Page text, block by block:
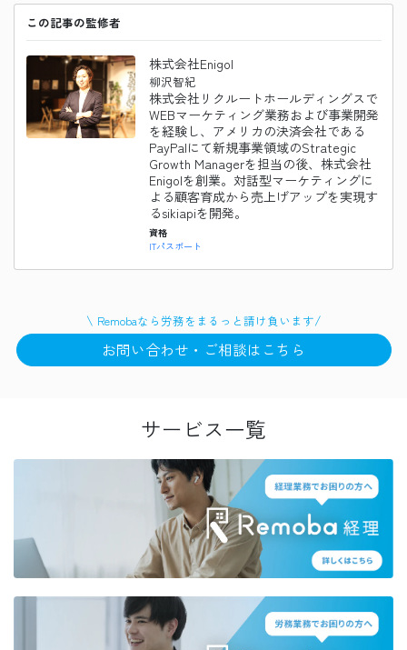
この記事の監修者
株式会社Enigol
柳沢智紀
株式会社リクルートホールディングスで
WEBマーケティング業務および事業開発
を経験し、アメリカの決済会社である
PayPalにて新規事業領域のStrategic
Growth Managerを担当の後、株式会社
Enigolを創業。対話型マーケティングに
よる顧客育成から売上げアップを実現す
るsikiapiを開発。
資格
ITパスポート
\ Remobaなら 労務をまるっと請け負います/
お問い合わせ・ご相談はこちら
サービス一覧